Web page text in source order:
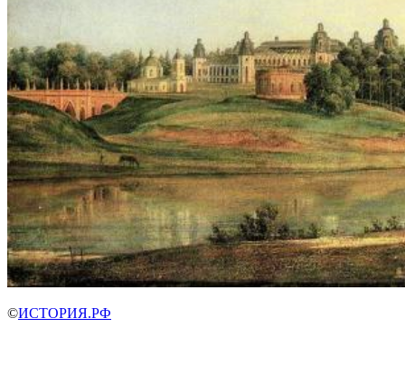
©ИСТОРИЯ.РФ